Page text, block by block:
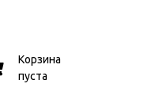
Корзина
пуста